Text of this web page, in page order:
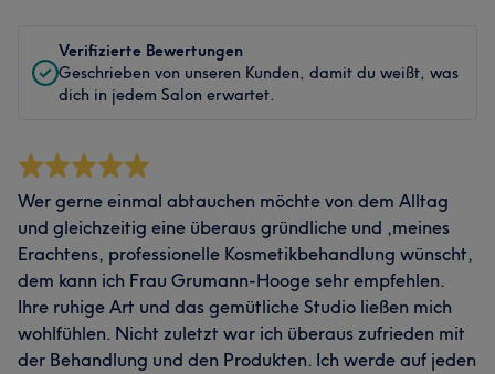
Verifizierte Bewertungen
Geschrieben von unseren Kunden, damit du weißt, was
dich in jedem Salon erwartet.
Wer gerne einmal abtauchen möchte von dem Alltag
und gleichzeitig eine überaus gründliche und ,meines
Erachtens, professionelle Kosmetikbehandlung wünscht,
dem kann ich Frau Grumann-Hooge sehr empfehlen.
Ihre ruhige Art und das gemütliche Studio ließen mich
wohlfühlen. Nicht zuletzt war ich überaus zufrieden mit
der Behandlung und den Produkten. Ich werde auf jeden